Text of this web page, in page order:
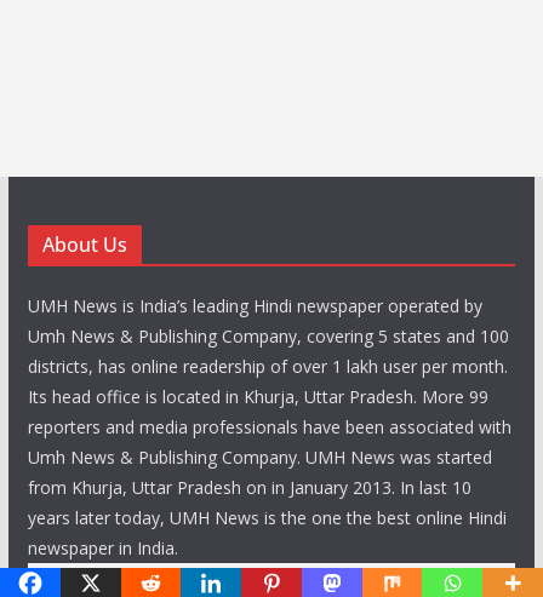
About Us
UMH News is India’s leading Hindi newspaper operated by
Umh News & Publishing Company, covering 5 states and 100
districts, has online readership of over 1 lakh user per month.
Its head office is located in Khurja, Uttar Pradesh. More 99
reporters and media professionals have been associated with
Umh News & Publishing Company. UMH News was started
from Khurja, Uttar Pradesh on in January 2013. In last 10
years later today, UMH News is the one the best online Hindi
newspaper in India.